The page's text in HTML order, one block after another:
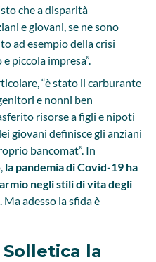
che a disparità
e giovani, se ne sono
ad esempio della crisi
piccola impresa”.
“è stato il carburante
e nonni ben
risorse a figli e nipoti
giovani definisce gli anziani
bancomat”. In
la pandemia di Covid-19 ha
negli stili di vita degli
Ma adesso la sfida è
la